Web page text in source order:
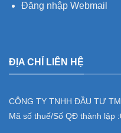
Đăng nhập Webmail
ĐỊA CHỈ LIÊN HỆ
CÔNG TY TNHH ĐẦU TƯ
Mã số thuế/Số QĐ thành lập :